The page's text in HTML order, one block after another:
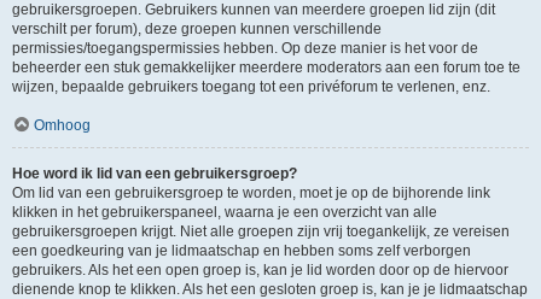
gebruikersgroepen. Gebruikers kunnen van meerdere groepen lid zijn (dit
verschilt per forum), deze groepen kunnen verschillende
permissies/toegangspermissies hebben. Op deze manier is het voor de
beheerder een stuk gemakkelijker meerdere moderators aan een forum toe te
wijzen, bepaalde gebruikers toegang tot een privéforum te verlenen, enz.
Omhoog
Hoe word ik lid van een gebruikersgroep?
Om lid van een gebruikersgroep te worden, moet je op de bijhorende link
klikken in het gebruikerspaneel, waarna je een overzicht van alle
gebruikersgroepen krijgt. Niet alle groepen zijn vrij toegankelijk, ze vereisen
een goedkeuring van je lidmaatschap en hebben soms zelf verborgen
gebruikers. Als het een open groep is, kan je lid worden door op de hiervoor
dienende knop te klikken. Als het een gesloten groep is, kan je je lidmaatschap